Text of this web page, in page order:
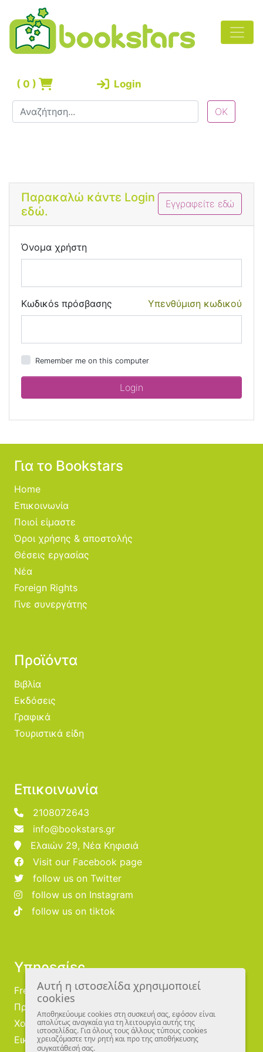
( 0 ) Login
Εγγραφείτε εδώ
Παρακαλώ κάντε Login
εδώ.
Όνομα χρήστη
Υπενθύμιση κωδικού
Κωδικόs πρόσβασης
Remember me on this computer
Για το Bookstars
Home
Επικοινωνία
Ποιοί είμαστε
Όροι χρήσης & αποστολής
Θέσεις εργασίας
Νέα
Foreign Rights
Γίνε συνεργάτης
Προϊόντα
Βιβλία
Εκδόσεις
Γραφικά
Τουριστικά είδη
Επικοινωνία
2108072643
info@bookstars.gr
Ελαιών 29, Νέα Κηφισιά
Visit our Facebook page
follow us on Twitter
follow us on Instagram
follow us on tiktok
Υπηρεσίες
Free Publishing
Προμηθευτές
Χονδρική
Εικονογράφοι
Αυτή η ιστοσελίδα χρησιμοποιεί
cookies
Αποθηκεύουμε cookies στη συσκευή σας, εφόσον είναι
απολύτως αναγκαία για τη λειτουργία αυτής της
ιστοσελίδας. Για όλους τους άλλους τύπους cookies
χρειαζόμαστε την ρητή και προ της αποθήκευσης
συγκατάθεσή σας.